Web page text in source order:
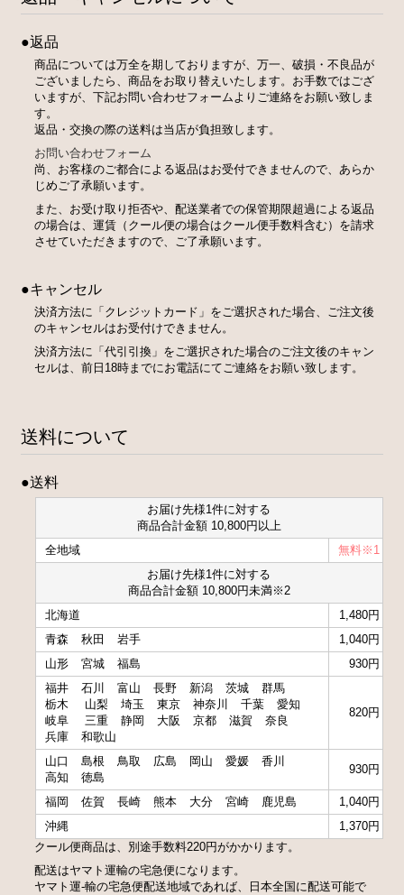
●返品
商品については万全を期しておりますが、万一、破損・不良品が
ございましたら、商品をお取り替えいたします。お手数ではござ
いますが、下記お問い合わせフォームよりご連絡をお願い致しま
す。
返品・交換の際の送料は当店が負担致します。
お問い合わせフォーム
尚、お客様のご都合による返品はお受付できませんので、あらか
じめご了承願います。
また、お受け取り拒否や、配送業者での保管期限超過による返品
の場合は、運賃（クール便の場合はクール便手数料含む）を請求
させていただきますので、ご了承願います。
●キャンセル
決済方法に「クレジットカード」をご選択された場合、ご注文後
のキャンセルはお受付けできません。
決済方法に「代引引換」をご選択された場合のご注文後のキャン
セルは、前日18時までにお電話にてご連絡をお願い致します。
送料について
●送料
お届け先様1件に対する
商品合計金額 10,800円以上
全地域
無料※1
お届け先様1件に対する
商品合計金額 10,800円未満※2
北海道
1,480円
青森
秋田 岩手
1,040円
山形
宮城 福島
930円
福井
石川 富山 長野 新潟 茨城
群馬
栃木
山梨 埼玉 東京 神奈川 千葉
愛知
岐阜
三重 静岡 大阪 京都 滋賀
奈良
兵庫
和歌山
820円
山口 島根 鳥取 広島 岡山 愛媛
香川
高知
徳島
930円
福岡 佐賀 長崎 熊本 大分 宮崎 鹿児島
1,040円
沖縄
1,370円
クール便商品は、別途手数料220円がかかります。
配送はヤマト運輸の宅急便になります。
ヤマト運-輸の宅急便配送地域であれば、日本全国に配送可能で